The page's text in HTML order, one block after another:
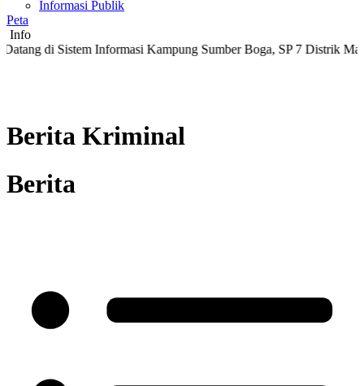
Informasi Publik
Peta
Info
Sistem Informasi Kampung Sumber Boga, SP 7 Distrik Masni,
Berita Kriminal
Berita